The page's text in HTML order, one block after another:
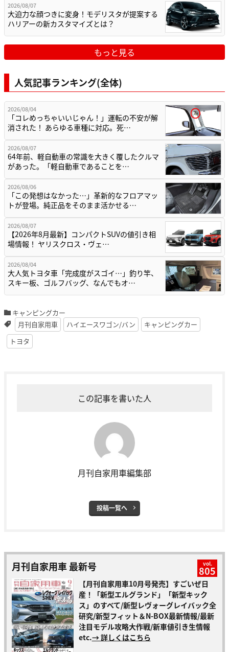
2026/08/07
大迫力な顔つきに変身！モデリスタが提案する
ハリアーの新カスタマイズとは？
もっと見る
人気記事ランキング(全体)
2026/08/04
「コレめっちゃいいじゃん！」運転の不安が解
消された！ あらゆる車種に対応。死…
2026/08/07
64年前、軽自動車の常識を大きく覆したクルマ
があった。「軽自動車であることを…
2026/08/06
「この発想はなかった…」革新的なフロアマッ
トが登場。純正品をそのまま活かせる…
2026/08/07
【2026年8月最新】コンパクトSUVの値引き相
場情報！ ヤリスクロス・ヴェ…
2026/08/04
大人気トヨタ車「完成度がスゴイ…」釣り竿、
スキー板、ゴルフバッグ、なんでもオ…
キャンピングカー
月刊自家用車
ハイエースワゴン/バン
キャンピングカー
トヨタ
この記事を書いた人
月刊自家用車編集部
投稿一覧へ
月刊自家用車 最新号 vol.
805
【月刊自家用車10月号発売】すごいぜ日
産！「新型エルグランド」「新型キック
ス」のすべて/新型レヴォーグレイバック全
研究/新型フィット＆N-BOX最新情報/最新
注目モデル攻略大作戦/新車値引き生情報
etc.→ 詳しくはこちら